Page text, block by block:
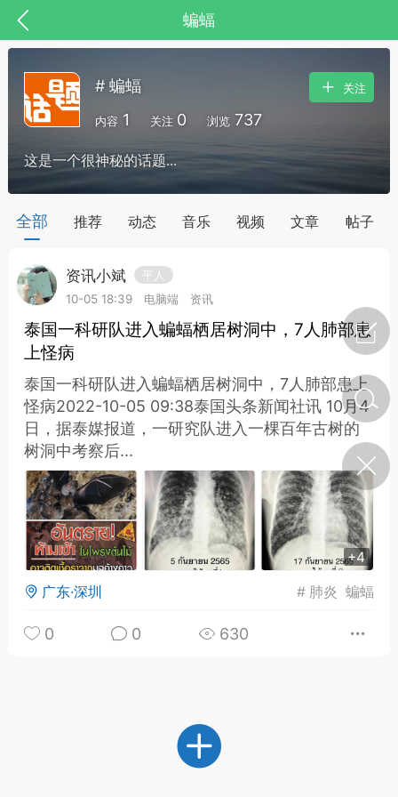
蝙蝠
，华夏中医人：家门口的中医人！
节气气象
·特急预警】关
节返乡期间“闪
急提示
0
如何购买【理肺清瘟膏】
【养正护络膏】？
2
谷气行、营卫通：《黄帝内
经》视角下的脾胃调养要义
# 蝙蝠
内容 1 关注 0 浏览 737
关注
这是一个很神秘的话题...
全部 推荐 动态 音乐 视频 文章 帖子
资讯小斌
平人
10-05 18:39
电脑端 资讯
泰国一科研队进入蝙蝠栖居树洞中，7人肺部患
上怪病
泰国一科研队进入蝙蝠栖居树洞中，7人肺部患上
怪病2022-10-05 09:38泰国头条新闻社讯 10月4
日，据泰媒报道，一研究队进入一棵百年古树的
树洞中考察后...
+4
广东·深圳 # 肺炎 蝙蝠
0 0 630